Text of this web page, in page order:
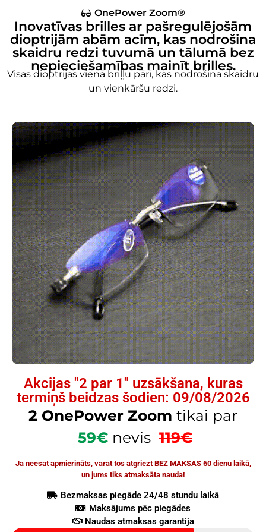
OnePower Zoom®
Inovatīvas brilles ar pašregulējošām
dioptrijām abām acīm, kas nodrošina
skaidru redzi tuvumā un tālumā bez
nepieciešamības mainīt brilles.
Visas dioptrijas vienā briļļu pārī, kas nodrošina skaidru
un vienkāršu redzi.
Akcijas "2 par 1" uzsākšana, kuras
termiņš beidzas šodien: 09/08/2026
2 OnePower Zoom tikai par
59€ nevis 119€
Ja neesat apmierināts, varat tos atgriezt BEZ MAKSAS 60 dienu laikā,
un jums tiks atmaksāta nauda!
Bezmaksas piegāde 24/48 stundu laikā
Maksājums pēc piegādes
Naudas atmaksas garantija